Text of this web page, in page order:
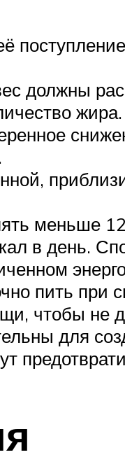
должны
жира.
меньше
в день.
пить при
чтобы не
для